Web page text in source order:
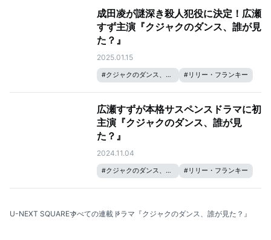
成田凌が謎深き殺人犯役に決定！広瀬
すず主演『クジャクのダンス、誰が見
た？』
2025.01.15
#クジャクのダンス、誰が見た？ #リリー・フランキー
広瀬すずが本格サスペンスドラマに初
主演『クジャクのダンス、誰が見
た？』
2024.11.04
#クジャクのダンス、誰が見た？ #リリー・フランキー
U-NEXT SQUAREすべての連載 ドラマ『クジャクのダンス、誰が見た？』